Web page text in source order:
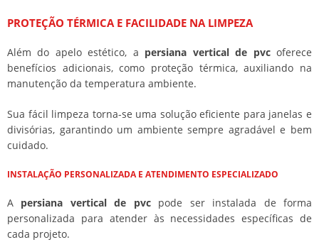
PROTEÇÃO TÉRMICA E FACILIDADE NA LIMPEZA
Além do apelo estético, a persiana vertical de pvcoferece
benefícios adicionais, como proteção térmica, auxiliando na
manutenção da temperatura ambiente.
Sua fácil limpeza torna-se uma solução eficiente para janelas e
divisórias, garantindo um ambiente sempre agradável e bem
cuidado.
INSTALAÇÃO PERSONALIZADA E ATENDIMENTO ESPECIALIZADO
A persiana vertical de pvcpode ser instalada de forma
personalizada para atender às necessidades específicas de
cada projeto.